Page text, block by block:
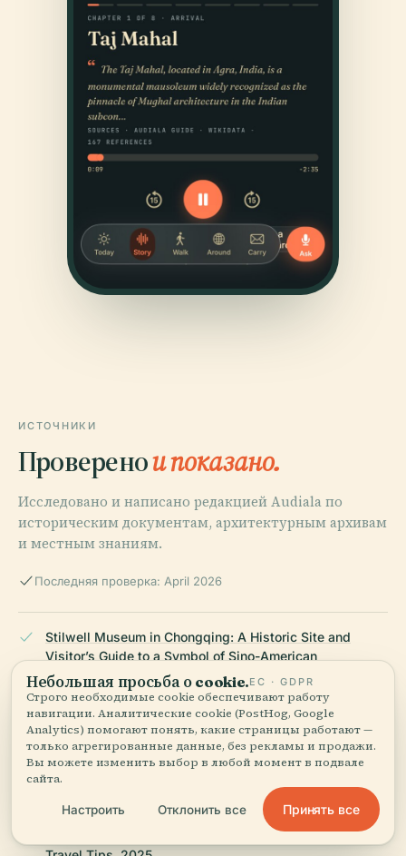
ИСТОЧНИКИ
Проверенои показано.
Исследовано и написано редакцией Audiala по
историческим документам, архитектурным архивам
и местным знаниям.
Последняя проверка: April 2026
Stilwell Museum in Chongqing: A Historic Site and
Visitor’s Guide to a Symbol of Sino-American
Friendship, 2025
Visiting the Stilwell Museum in Chongqing: Hours,
Tickets, and Historical Insights, 2025
Stilwell Museum Chongqing: Visiting Hours, Tickets &
Небольшая просьба о cookie.ЕС · GDPR
Строго необходимые cookie обеспечивают работу
навигации. Аналитические cookie (PostHog, Google
Analytics) помогают понять, какие страницы работают —
только агрегированные данные, без рекламы и продажи.
Вы можете изменить выбор в любой момент в подвале
сайта.
Настроить Отклонить все Принять все